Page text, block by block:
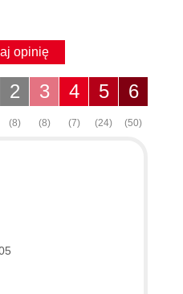
opinię
6
(50)
5
(24)
4
(7)
3
(8)
2
(8)